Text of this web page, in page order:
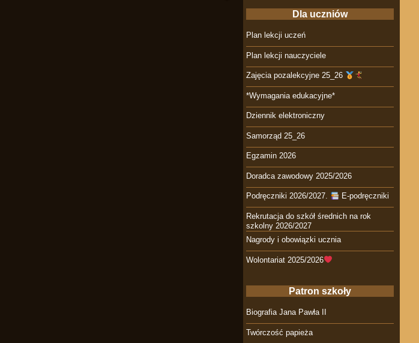
Dla uczniów
Plan lekcji uczeń
Plan lekcji nauczyciele
Zajęcia pozalekcyjne 25_26
*Wymagania edukacyjne*
Dziennik elektroniczny
Samorząd 25_26
Egzamin 2026
Doradca zawodowy 2025/2026
Podręczniki 2026/2027. E-podręczniki
Rekrutacja do szkół średnich na rok
szkolny 2026/2027
Nagrody i obowiązki ucznia
Wolontariat 2025/2026
Patron szkoły
Biografia Jana Pawła II
Twórczość papieża